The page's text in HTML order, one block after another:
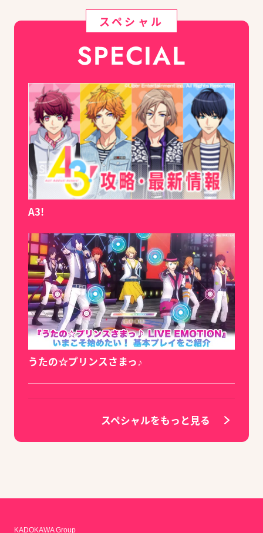
スペシャル
SPECIAL
A3!
うたの☆プリンスさまっ♪
スペシャルをもっと見る
KADOKAWA Group